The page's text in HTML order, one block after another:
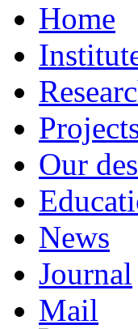
Home
Our
News
Journal
Mail